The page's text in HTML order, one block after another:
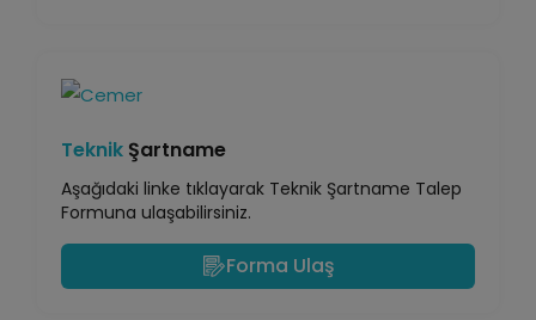
Teknik Şartname
Aşağıdaki linke tıklayarak Teknik Şartname Talep
Formuna ulaşabilirsiniz.
Forma Ulaş